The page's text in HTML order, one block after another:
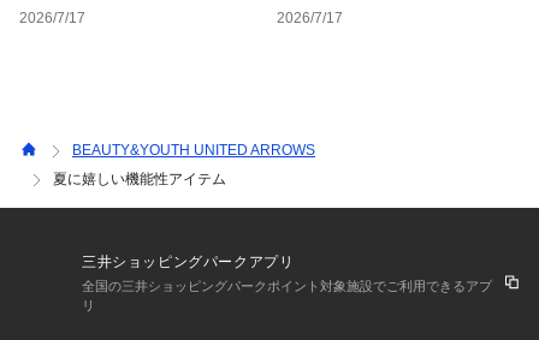
2026/7/17
ング
2026/7/17
BEAUTY&YOUTH UNITED ARROWS
夏に嬉しい機能性アイテム
三井ショッピングパークアプリ
全国の三井ショッピングパークポイント対象施設でご利用できるアプ
リ